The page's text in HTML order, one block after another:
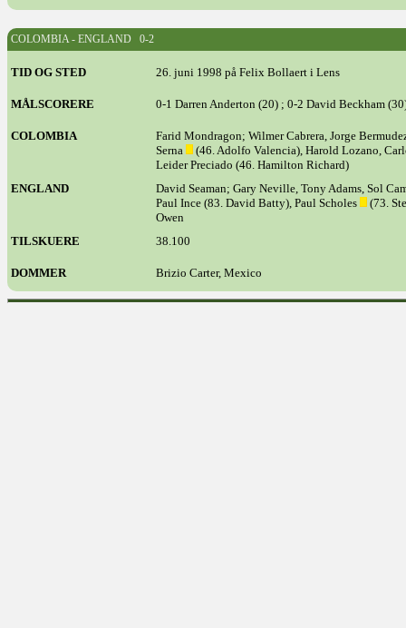
COLOMBIA - ENGLAND 0-2
TID OG STED 26. juni 1998 på Felix Bollaert i Lens
MÅLSCORERE 0-1 Darren Anderton (20) ; 0-2 David Beckham
COLOMBIA
Farid Mondragon; Wilmer Cabrera, Jorge
Serna
(46. Adolfo Valencia), Harold Lozano,
Leider Preciado (46. Hamilton Richard)
ENGLAND
David Seaman; Gary Neville, Tony Adams, Sol
Paul Ince (83. David Batty), Paul Scholes
(73.
Owen
TILSKUERE
38.100
DOMMER Brizio Carter, Mexico